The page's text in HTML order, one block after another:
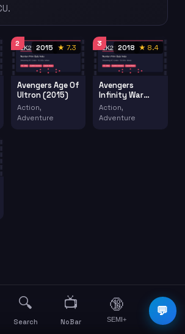
2
2015 ★ 7.3
Avengers Age Of
Ultron (2015)
Action,
Adventure
3
2018 ★ 8.4
Avengers
Infinity War
(2018)
Action,
Adventure
💬
🔍
Search
📺
NoBar
🔞
SEMI+
☰